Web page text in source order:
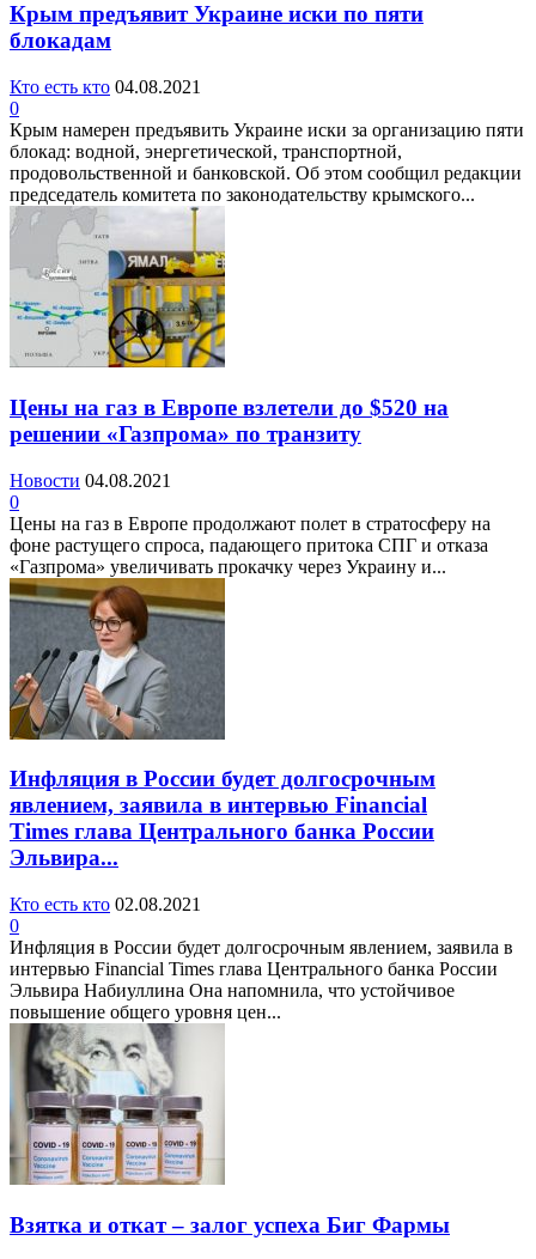
Крым предъявит Украине иски по пяти
блокадам
Кто есть кто 04.08.2021
0
Крым намерен предъявить Украине иски за организацию пяти
блокад: водной, энергетической, транспортной,
продовольственной и банковской. Об этом сообщил редакции
председатель комитета по законодательству крымского...
Цены на газ в Европе взлетели до $520 на
решении «Газпрома» по транзиту
Новости 04.08.2021
0
Цены на газ в Европе продолжают полет в стратосферу на
фоне растущего спроса, падающего притока СПГ и отказа
«Газпрома» увеличивать прокачку через Украину и...
Инфляция в России будет долгосрочным
явлением, заявила в интервью Financial
Times глава Центрального банка России
Эльвира...
Кто есть кто 02.08.2021
0
Инфляция в России будет долгосрочным явлением, заявила в
интервью Financial Times глава Центрального банка России
Эльвира Набиуллина Она напомнила, что устойчивое
повышение общего уровня цен...
Взятка и откат – залог успеха Биг Фармы